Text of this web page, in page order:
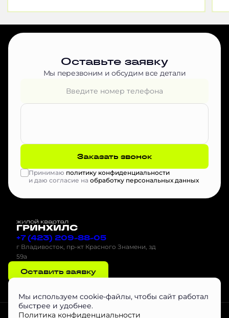
Оставьте заявку
Мы перезвоним и обсудим все детали
Заказать звонок
Принимаю политику конфиденциальности
и даю согласие на обработку персональных данных
+7 (423) 209-88-05
г Владивосток, пр-кт Красного Знамени, зд
59а
Оставить заявку
Проектная декларация на наш.дом.рф
Мы используем cookie-файлы, чтобы сайт работал
быстрее и удобнее.
Политика конфиденциальности